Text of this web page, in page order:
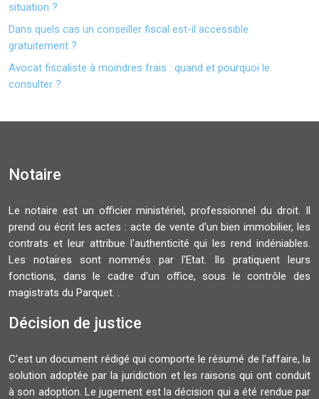
situation ?
Dans quels cas un conseiller fiscal est-il accessible
gratuitement ?
Avocat fiscaliste à moindres frais : quand et pourquoi le
consulter ?
Notaire
Le notaire est un officier ministériel, professionnel du droit. Il
prend ou écrit les actes : acte de vente d'un bien immobilier, les
contrats et leur attribue l'authenticité qui les rend indéniables.
Les notaires sont nommés par l'Etat. Ils pratiquent leurs
fonctions, dans le cadre d'un office, sous le contrôle des
magistrats du Parquet. .
Décision de justice
C'est un document rédigé qui comporte le résumé de l'affaire, la
solution adoptée par la juridiction et les raisons qui ont conduit
à son adoption. Le jugement est la décision qui a été rendue par